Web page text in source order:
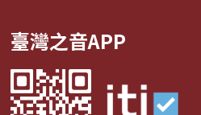
臺灣之音APP